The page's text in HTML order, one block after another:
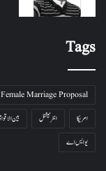
Tags
Female Marriage Proposal
امریکا
انٹرنیشنل بین
یو ایس اے